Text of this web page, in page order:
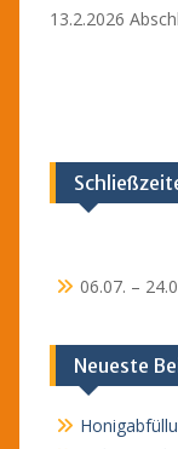
13.2.2026
06.07. –
Neueste